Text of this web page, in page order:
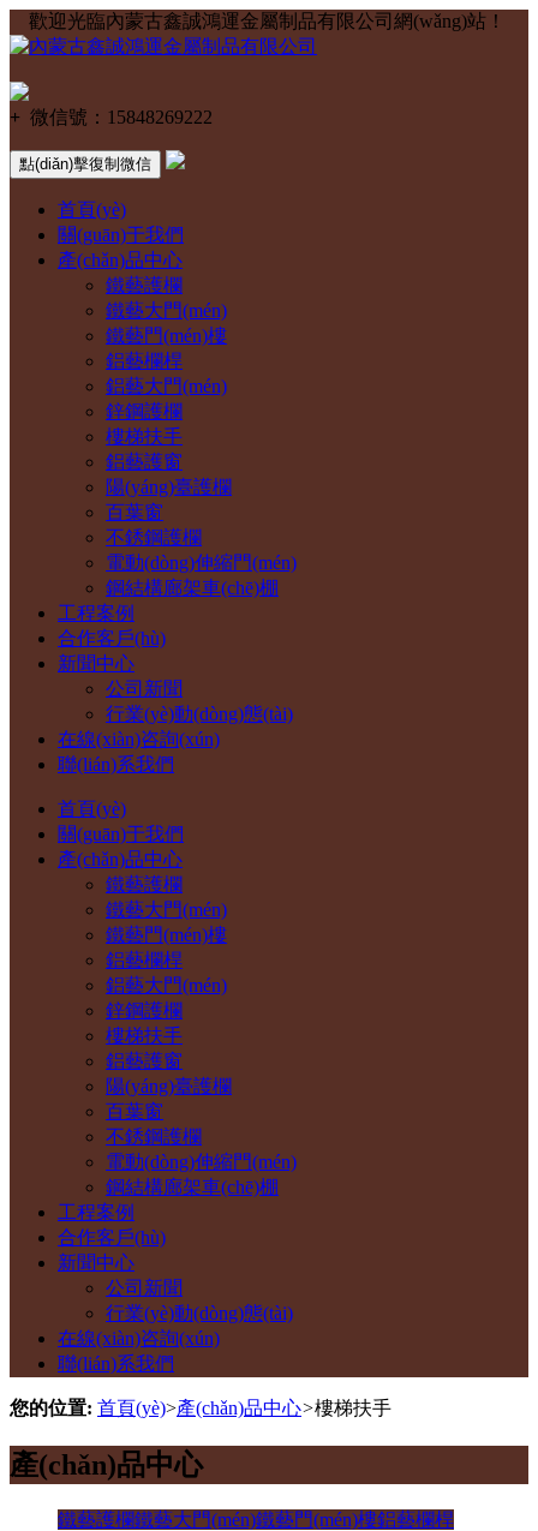
歡迎光臨內蒙古鑫誠鴻運金屬制品有限公司網(wǎng)站！
+ 微信號： 15848269222
點(diǎn)擊復制微信
首頁(yè)
關(guān)于我們
產(chǎn)品中心
鐵藝護欄
鐵藝大門(mén)
鐵藝門(mén)樓
鋁藝欄桿
鋁藝大門(mén)
鋅鋼護欄
樓梯扶手
鋁藝護窗
陽(yáng)臺護欄
百葉窗
不銹鋼護欄
電動(dòng)伸縮門(mén)
鋼結構廊架車(chē)棚
工程案例
合作客戶(hù)
新聞中心
公司新聞
行業(yè)動(dòng)態(tài)
在線(xiàn)咨詢(xún)
聯(lián)系我們
首頁(yè)
關(guān)于我們
產(chǎn)品中心
鐵藝護欄
鐵藝大門(mén)
鐵藝門(mén)樓
鋁藝欄桿
鋁藝大門(mén)
鋅鋼護欄
樓梯扶手
鋁藝護窗
陽(yáng)臺護欄
百葉窗
不銹鋼護欄
電動(dòng)伸縮門(mén)
鋼結構廊架車(chē)棚
工程案例
合作客戶(hù)
新聞中心
公司新聞
行業(yè)動(dòng)態(tài)
在線(xiàn)咨詢(xún)
聯(lián)系我們
您的位置: 首頁(yè)>產(chǎn)品中心>樓梯扶手
產(chǎn)品中心
鐵藝護欄鐵藝大門(mén)鐵藝門(mén)樓鋁藝欄桿